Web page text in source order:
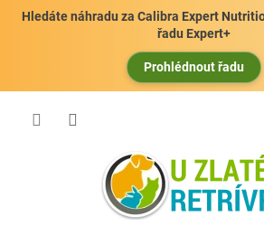
Hledáte náhradu za Calibra Expert
řadu Expert+
Prohlédnout řadu